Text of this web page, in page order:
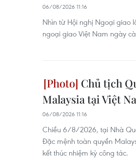
06/08/2026 11:16
Nhìn từ Hội nghị Ngoại giao
ngoại giao Việt Nam ngày
Chủ tịch
Malaysia tại Việt
06/08/2026 11:16
Chiều 6/8/2026, tại Nhà
Đặc mệnh toàn quyền
kết thúc nhiệm kỳ công tác.